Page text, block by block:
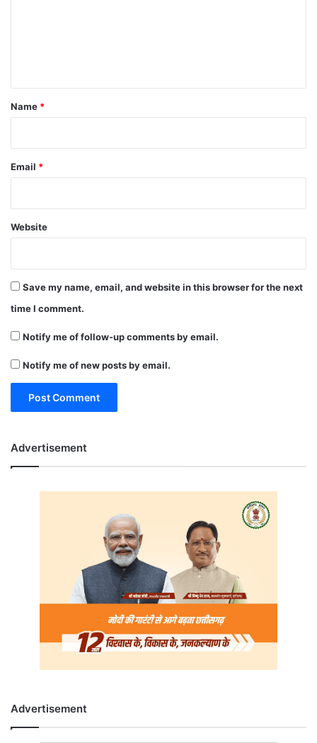
*
Name *
Email *
Website
Save my name, email, and website in this browser for the next
time I comment.
Notify me of follow-up comments by email.
Notify me of new posts by email.
Advertisement
Advertisement